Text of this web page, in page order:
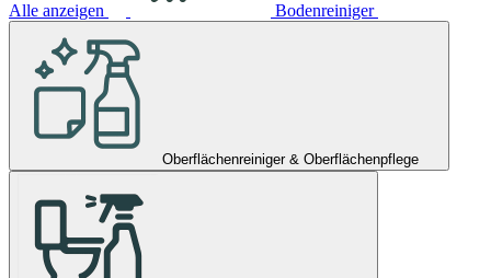
Alle anzeigen Bodenreiniger
Oberflächenreiniger & Oberflächenpflege